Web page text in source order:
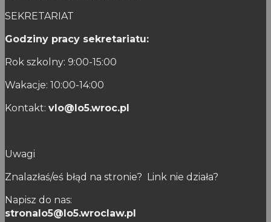
SEKRETARIAT
Godziny pracy sekretariatu:
Rok szkolny: 9:00-15:00
Wakacje: 10:00-14:00
Kontakt: vlo@lo5.wroc.pl
Uwagi
Znalazłaś/eś błąd na stronie? Link nie działa?
Napisz do nas:
stronalo5@lo5.wroclaw.pl